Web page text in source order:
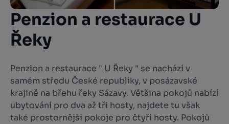
Penzion a restaurace U
Řeky
Penzion a restaurace " U Řeky " se nachází v
samém středu České republiky, v posázavské
krajině na břehu řeky Sázavy. Většina pokojů nabízí
ubytování pro dva až tři hosty, najdete tu však
také prostornější pokoje pro čtyři hosty. Pokojů